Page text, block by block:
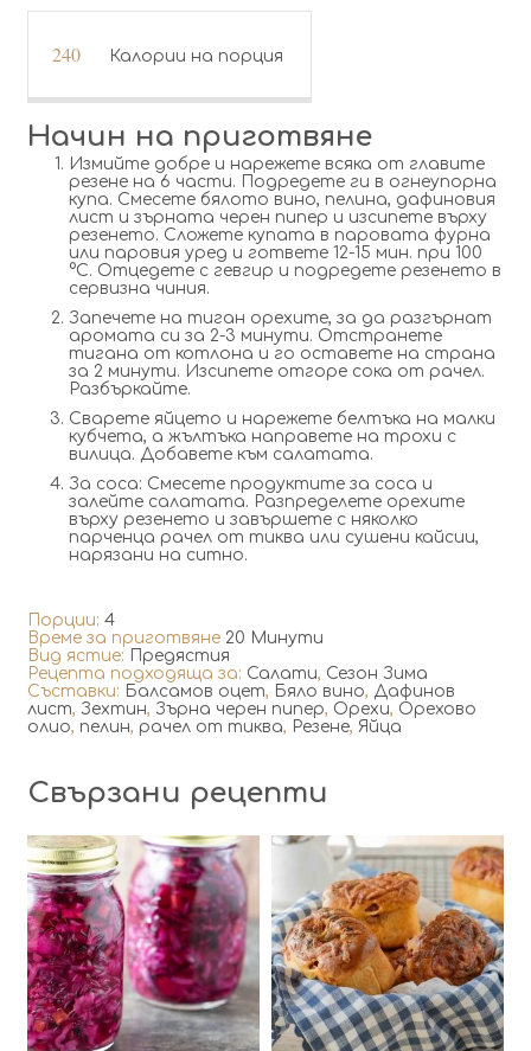
240 Калории на порция
Начин на приготвяне
Измийте добре и нарежете всяка от главите
резене на 6 части. Подредете ги в огнеупорна
купа. Смесете бялото вино, пелина, дафиновия
лист и зърната черен пипер и изсипете върху
резенето. Сложете купата в паровата фурна
или паровия уред и гответе 12-15 мин. при 100
°С. Отцедете с гевгир и подредете резенето в
сервизна чиния.
Запечете на тиган орехите, за да разгърнат
аромата си за 2-3 минути. Отстранете
тигана от котлона и го оставете на страна
за 2 минути. Изсипете отгоре сока от рачел.
Разбъркайте.
Сварете яйцето и нарежете белтъка на малки
кубчета, а жълтъка направете на трохи с
вилица. Добавете към салатата.
За соса: Смесете продуктите за соса и
залейте салатата. Разпределете орехите
върху резенето и завършете с няколко
парченца рачел от тиква или сушени кайсии,
нарязани на ситно.
Порции: 4
Време за приготвяне 20 Минути
Вид ястие:
Предястия
Рецепта подходяща за: Салати, Сезон Зима
Съставки: Балсамов оцет, Бяло вино, Дафинов
лист, Зехтин, Зърна черен пипер, Орехи, Орехово
олио, пелин, рачел от тиква, Резене, Яйца
Свързани рецепти
2
20
6
6
120 Min